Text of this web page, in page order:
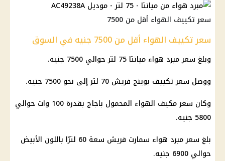
سعر تكييف الهواء أقل من 7500
سعر تكييف الهواء أقل من 7500 جنيه في السوق
وبلغ سعر مبرد هواء ميانتا 75 لتر حوالي 7500 جنيه.
ووصل سعرتكييف بوينج فريش 70 لتر إلى نحو 7500 جنيه.
وكان سعر مكيف الهواء المحمول باجاج بقدرة 100 وات حوالي
5800 جنيه.
بلغ سعر مبرد هواء سمارت فريش سعة 60 لترًا باللون الأبيض
حوالي 6900 جنيه.